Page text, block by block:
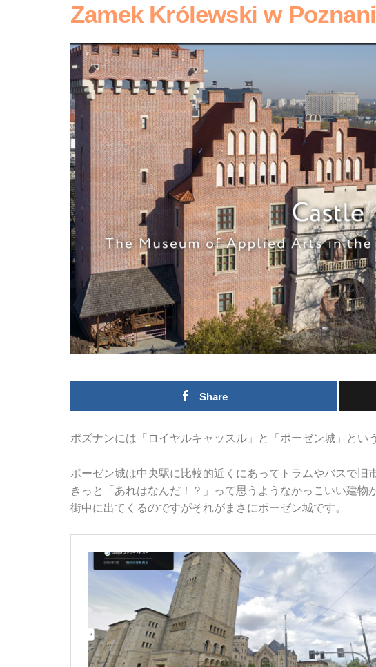
Zamek Królewski w
Share
ポズナンには「ロイヤルキャッスル」と「ポーゼン城」とい
ポーゼン城は中央駅に比較的近くにあってトラムやバスで旧
きっと「あれはなんだ！？」って思うようなかっこいい建物
街中に出てくるのですがそれがまさにポーゼン城です。